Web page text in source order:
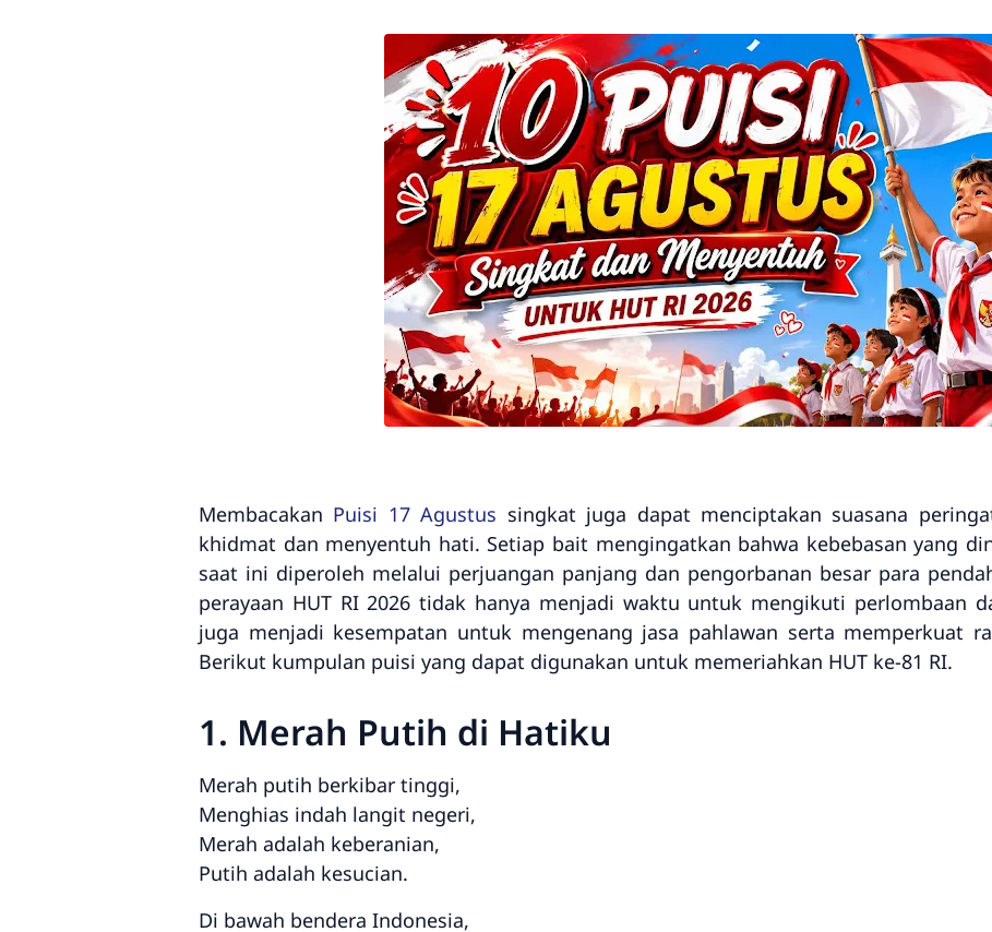
Membacakan Puisi 17 Agustus singkat juga dapat menciptakan suasana
khidmat dan menyentuh hati. Setiap bait mengingatkan bahwa kebebasan yang
saat ini diperoleh melalui perjuangan panjang dan pengorbanan besar para
perayaan HUT RI 2026 tidak hanya menjadi waktu untuk mengikuti perlombaan
juga menjadi kesempatan untuk mengenang jasa pahlawan serta memperkuat
Berikut kumpulan puisi yang dapat digunakan untuk memeriahkan HUT ke-81 RI.
1. Merah Putih di Hatiku
Merah putih berkibar tinggi,
Menghias indah langit negeri,
Merah adalah keberanian,
Putih adalah kesucian.
Di bawah bendera Indonesia,